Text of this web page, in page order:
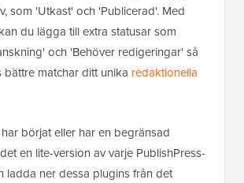
som 'Utkast' och 'Publicerad'. Med
du lägga till extra statusar som
och 'Behöver redigeringar' så
bättre matchar ditt unika redaktionella
börjat eller har en begränsad
en lite-version av varje PublishPress-
ladda ner dessa plugins från det